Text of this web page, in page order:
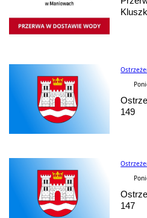
149
147